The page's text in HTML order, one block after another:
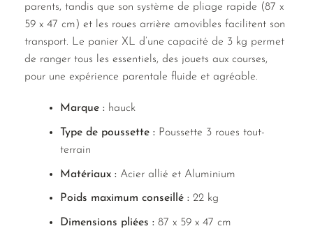
parents, tandis que son système de pliage rapide (87 x
59 x 47 cm) et les roues arrière amovibles facilitent son
transport. Le panier XL d’une capacité de 3 kg permet
de ranger tous les essentiels, des jouets aux courses,
pour une expérience parentale fluide et agréable.
Marque :hauck
Type de poussette :Poussette 3 roues tout-
terrain
Matériaux :Acier allié et Aluminium
Poids maximum conseillé :22 kg
Dimensions pliées :87 x 59 x 47 cm